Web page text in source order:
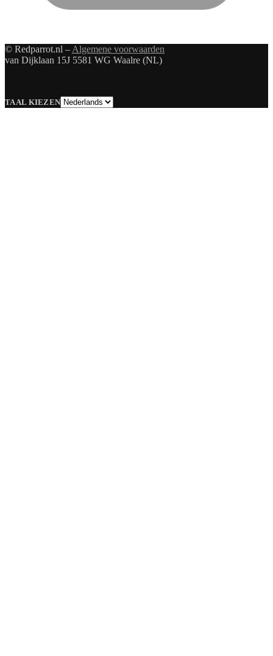
© Redparrot.nl – Algemene voorwaarden
van Dijklaan 15J 5581 WG Waalre (NL)
TAAL KIEZENTaal